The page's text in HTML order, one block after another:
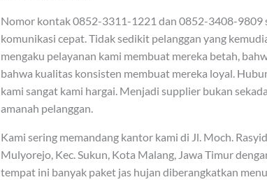
Nomor kontak 0852-3311-1221 dan 0852-3408-9809
komunikasi cepat. Tidak sedikit pelanggan yang
mengaku pelayanan kami membuat mereka betah,
bahwa kualitas konsisten membuat mereka loyal.
kami sangat kami hargai. Menjadi supplier bukan
amanah pelanggan.
Kami sering memandang kantor kami di Jl. Moch.
Mulyorejo, Kec. Sukun, Kota Malang, Jawa Timur
tempat ini banyak paket jas hujan diberangkatkan